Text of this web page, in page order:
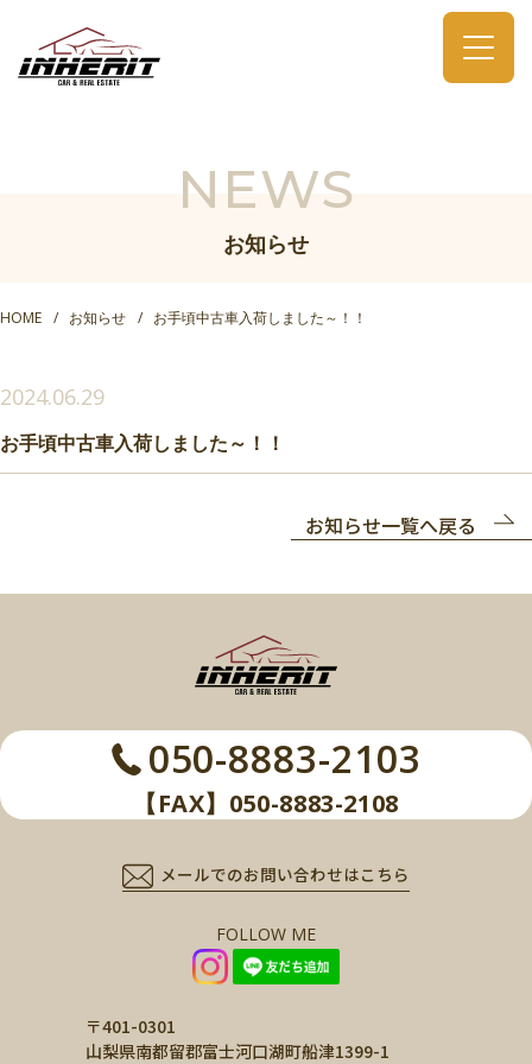
NEWS
お知らせ
HOME お知らせ お手頃中古車入荷しました～！！
2024.06.29
お手頃中古車入荷しました～！！
お知らせ一覧へ戻る
050-8883-2103
【FAX】050-8883-2108
メールでのお問い合わせはこちら
FOLLOW ME
〒401-0301
山梨県南都留郡富士河口湖町船津1399-1